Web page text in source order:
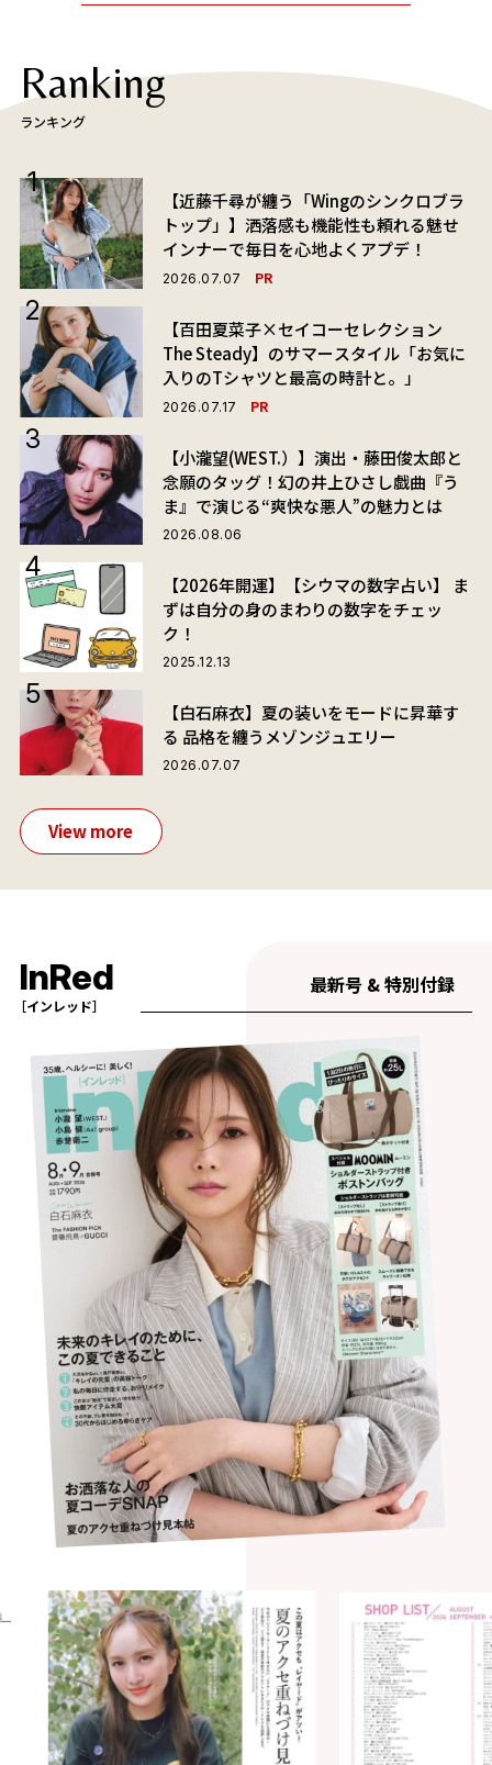
Ranking
ランキング
【近藤千尋が纏う「Wingのシンクロブラ
トップ」】洒落感も機能性も頼れる魅せ
インナーで毎日を心地よくアプデ！
2026.07.07 PR
【百田夏菜子×セイコーセレクション
The Steady】のサマースタイル「お気に
入りのTシャツと最高の時計と。」
2026.07.17 PR
【小瀧望(WEST.）】演出・藤田俊太郎と
念願のタッグ！幻の井上ひさし戯曲『う
ま』で演じる“爽快な悪人”の魅力とは
2026.08.06
【2026年開運】【シウマの数字占い】 ま
ずは自分の身のまわりの数字をチェッ
ク！
2025.12.13
【白石麻衣】夏の装いをモードに昇華す
る 品格を纏うメゾンジュエリー
2026.07.07
View more
InRed
［インレッド］
最新号 & 特別付録